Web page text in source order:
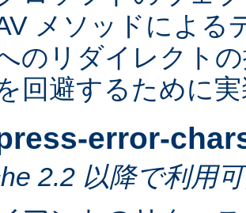
メソッドによる
のリダイレクト
回避するために
error-
2.2 以降で利用